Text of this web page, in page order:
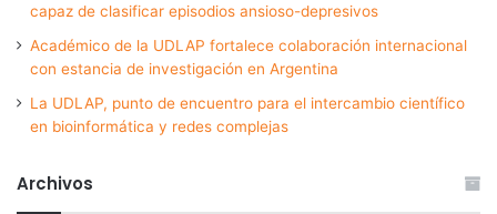
capaz de clasificar episodios ansioso-depresivos
Académico de la UDLAP fortalece colaboración internacional
con estancia de investigación en Argentina
La UDLAP, punto de encuentro para el intercambio científico
en bioinformática y redes complejas
Archivos